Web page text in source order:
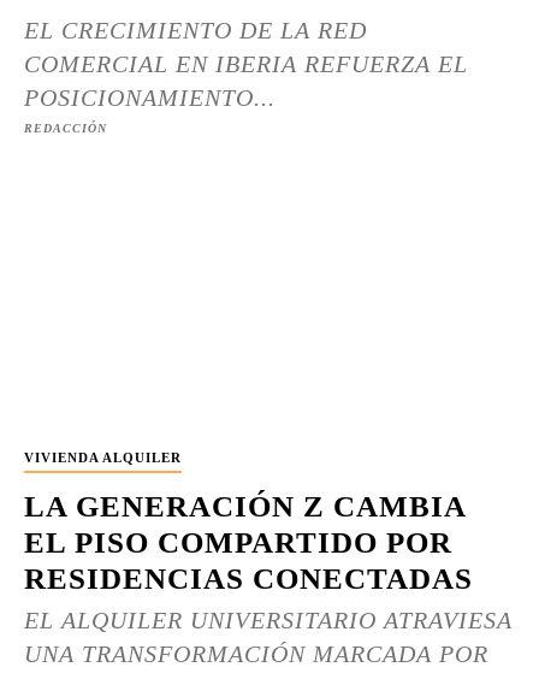
EL CRECIMIENTO DE LA RED
COMERCIAL EN IBERIA REFUERZA EL
POSICIONAMIENTO...
REDACCIÓN
VIVIENDA ALQUILER
LA GENERACIÓN Z CAMBIA
EL PISO COMPARTIDO POR
RESIDENCIAS CONECTADAS
EL ALQUILER UNIVERSITARIO ATRAVIESA
UNA TRANSFORMACIÓN MARCADA POR